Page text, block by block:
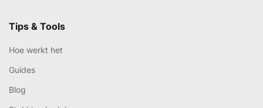
Tips & Tools
Hoe werkt het
Guides
Blog